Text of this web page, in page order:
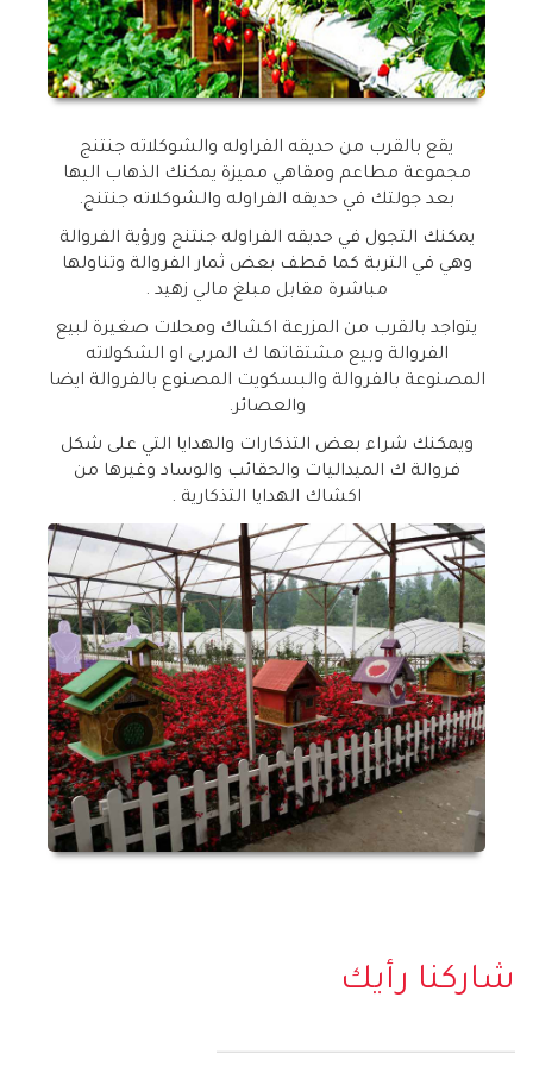
يقع بالقرب من حديقه الفراوله والشوكلاته جنتنج
مجموعة مطاعم ومقاهي مميزة يمكنك الذهاب اليها
بعد جولتك في حديقه الفراوله والشوكلاته جنتنج.
يمكنك التجول في حديقه الفراوله جنتنج ورؤية الفروالة
وهي في التربة كما قطف بعض ثمار الفروالة وتناولها
مباشرة مقابل مبلغ مالي زهيد .
يتواجد بالقرب من المزرعة اكشاك ومحلات صغيرة لبيع
الفروالة وبيع مشتقاتها ك المربى او الشكولاته
المصنوعة بالفروالة والبسكويت المصنوع بالفروالة ايضا
والعصائر.
ويمكنك شراء بعض التذكارات والهدايا التي على شكل
فروالة ك الميداليات والحقائب والوساد وغيرها من
اكشاك الهدايا التذكارية .
شاركنا رأيك